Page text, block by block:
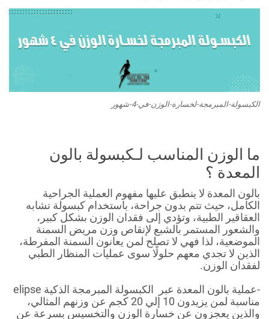
الكبسولة-المبرمجة-لخسارة-الوزن-في-4-شهور
ما الوزن المناسب لـكبسولة بالون
المعدة ؟
بالون المعدة لا ينطبق عليها مفهوم العملية الجراحية
الكامل، حيث تتم بدون جراحة، باستخدام كبسولة تشابه
العقاقير الطبية، وتؤدي إلى فقدان الوزن بشكل كبير،
والشعور المستمر بالشبع لإنقاص وزن مريض السمنة
الموضعية، لذا فهي لا تصلح لمن يعانون السمنة المفرطة،
الذين لا تجدي معهم حلولًا سوى عمليات المنظار الطبي
لفقدان الوزن.
مناسبة لمن يزيدون 10 إلي 20 كجم عن وزنهم المثالي،
والذين يعجزون عن خسارة الوزن والتخسيس بسرعة عن